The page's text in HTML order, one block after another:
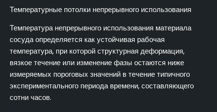
Температурные потолки непрерывного использования
Температура непрерывного использования материала
сосуда определяется как устойчивая рабочая
температура, при которой структурная деформация,
вязкое течение или изменение фазы остаются ниже
измеряемых пороговых значений в течение типичного
экспериментального периода времени, составляющего
сотни часов.